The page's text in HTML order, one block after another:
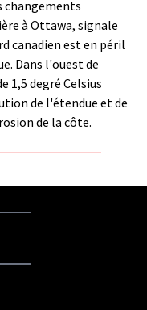
changements
à Ottawa, signale
canadien est en péril
Dans l'ouest de
1,5 degré Celsius
de l'étendue et de
de la côte.